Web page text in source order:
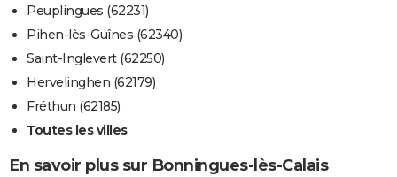
Peuplingues (62231)
Pihen-lès-Guînes (62340)
Saint-Inglevert (62250)
Hervelinghen (62179)
Fréthun (62185)
Toutes les villes
En savoir plus sur Bonningues-lès-Calais